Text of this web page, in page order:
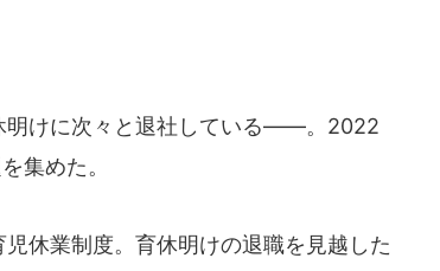
明けに次々と退社している――。2022
集めた。
休業制度。育休明けの退職を見越した